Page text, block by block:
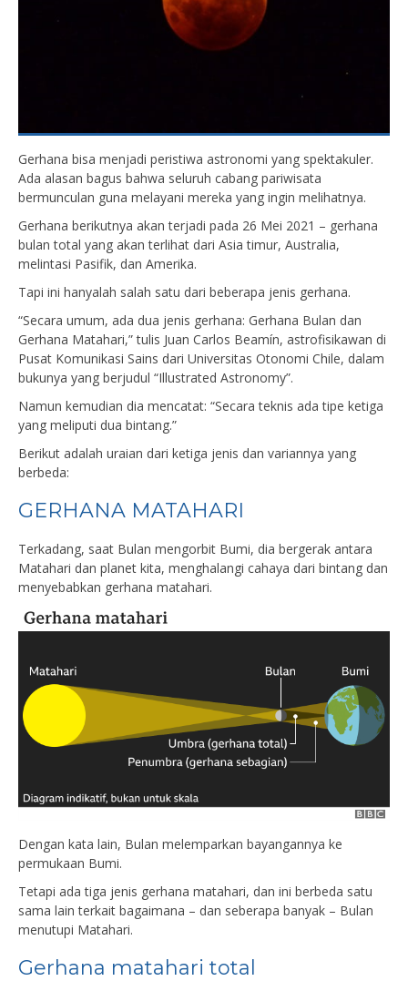
Gerhana bisa menjadi peristiwa astronomi yang spektakuler.
Ada alasan bagus bahwa seluruh cabang pariwisata
bermunculan guna melayani mereka yang ingin melihatnya.
Gerhana berikutnya akan terjadi pada 26 Mei 2021 – gerhana
bulan total yang akan terlihat dari Asia timur, Australia,
melintasi Pasifik, dan Amerika.
Tapi ini hanyalah salah satu dari beberapa jenis gerhana.
“Secara umum, ada dua jenis gerhana: Gerhana Bulan dan
Gerhana Matahari,” tulis Juan Carlos Beamín, astrofisikawan di
Pusat Komunikasi Sains dari Universitas Otonomi Chile, dalam
bukunya yang berjudul “Illustrated Astronomy”.
Namun kemudian dia mencatat: “Secara teknis ada tipe ketiga
yang meliputi dua bintang.”
Berikut adalah uraian dari ketiga jenis dan variannya yang
berbeda:
GERHANA MATAHARI
Terkadang, saat Bulan mengorbit Bumi, dia bergerak antara
Matahari dan planet kita, menghalangi cahaya dari bintang dan
menyebabkan gerhana matahari.
Dengan kata lain, Bulan melemparkan bayangannya ke
permukaan Bumi.
Tetapi ada tiga jenis gerhana matahari, dan ini berbeda satu
sama lain terkait bagaimana – dan seberapa banyak – Bulan
menutupi Matahari.
Gerhana matahari total